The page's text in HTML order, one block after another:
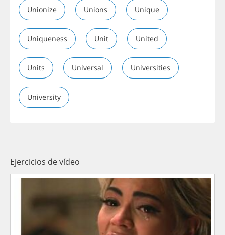
Unionize Unions Unique
Uniqueness Unit United
Units Universal Universities
University
Ejercicios de vídeo